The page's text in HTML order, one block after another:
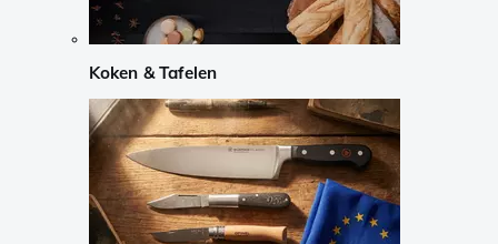
Koken & Tafelen